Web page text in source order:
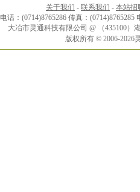
关于我们 - 联系我们 - 本站招
电话：(0714)8765286 传真：(0714)8765285
大冶市灵通科技有限公司 @ （435100
版权所有 © 2006-2026